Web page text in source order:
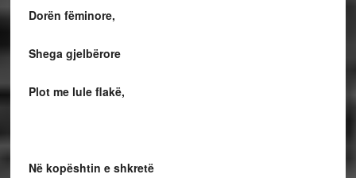
Dorën fëminore,
Shega gjelbërore
Plot me lule flakë,
Në kopështin e shkretë